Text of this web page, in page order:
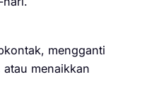
mengganti
menaikkan